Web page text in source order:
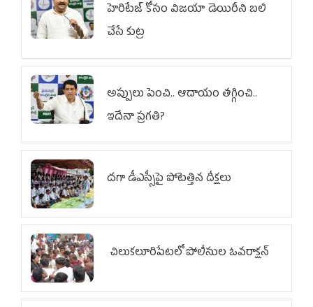
హెరిటేజ్ కోసం విజయా డెయిరీని బలి
చేసే కుట్ర‌
అప్పులు పెంచి.. ఆదాయం తగ్గించి..
ఇదేనా ప్రగతి?
దగా డీఎస్సీపై పోటెత్తిన దీక్షలు
చిలుక‌లూరిపేట‌లో పోలీసుల ఓవ‌రాక్ష‌న్‌